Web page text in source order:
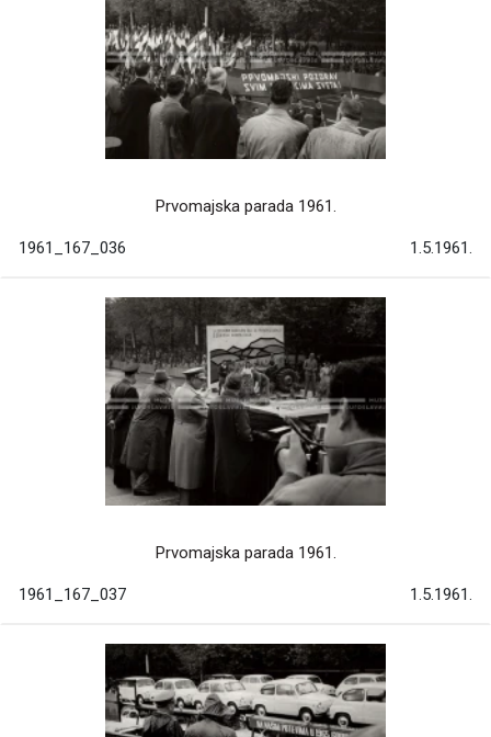
Prvomajska parada 1961.
1961_167_036 1.5.1961.
Prvomajska parada 1961.
1961_167_037 1.5.1961.